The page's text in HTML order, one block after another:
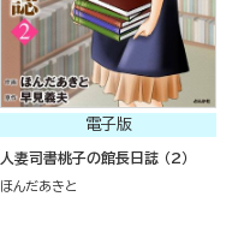
電子版
人妻司書桃子の館長日誌 （2）
ほんだあきと